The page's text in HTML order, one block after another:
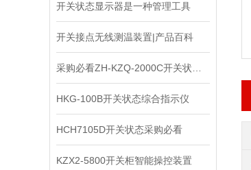
开关状态显示器是一种管理工具
开关接点无线测温装置|产品百科
HKG-100B开关状态综合指示仪
HCH7105D开关状态采购必看
KZX2-5800开关柜智能操控装置